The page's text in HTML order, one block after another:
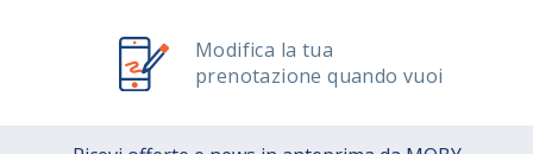
Modifica la tua
prenotazione quando vuoi